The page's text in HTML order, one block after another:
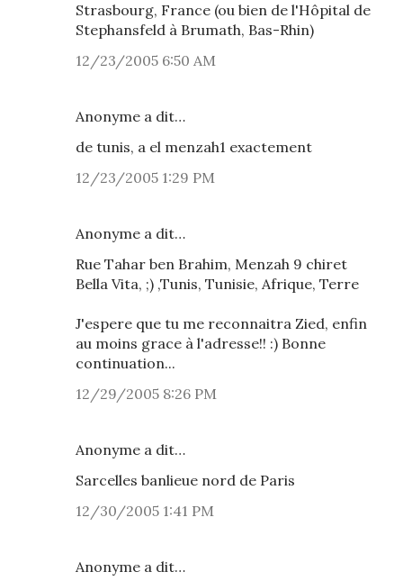
Strasbourg, France (ou bien de l'Hôpital de
Stephansfeld à Brumath, Bas-Rhin)
12/23/2005 6:50 AM
Anonyme a dit…
de tunis, a el menzah1 exactement
12/23/2005 1:29 PM
Anonyme a dit…
Rue Tahar ben Brahim, Menzah 9 chiret
Bella Vita, ;) ,Tunis, Tunisie, Afrique, Terre
J'espere que tu me reconnaitra Zied, enfin
au moins grace à l'adresse!! :) Bonne
continuation...
12/29/2005 8:26 PM
Anonyme a dit…
Sarcelles banlieue nord de Paris
12/30/2005 1:41 PM
Anonyme a dit…